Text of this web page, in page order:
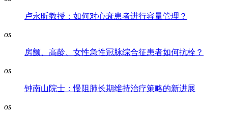
卢永昕教授：如何对心衰患者进行容量管理？
os
房颤、高龄、女性急性冠脉综合征患者如何抗栓？
os
钟南山院士：慢阻肺长期维持治疗策略的新进展
os